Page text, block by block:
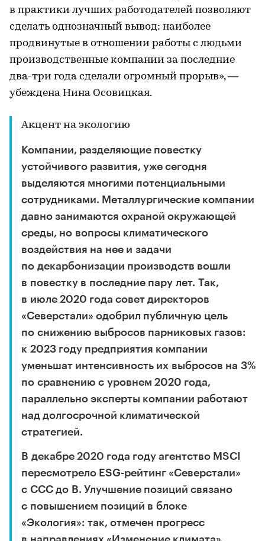
в практики лучших работодателей позволяют
сделать однозначный вывод: наиболее
продвинутые в отношении работы с людьми
производственные компании за последние
два-три года сделали огромный прорыв», —
убеждена Нина Осовицкая.
Акцент на экологию
Компании, разделяющие повестку
устойчивого развития, уже сегодня
выделяются многими потенциальными
сотрудниками. Металлургические компании
давно занимаются охраной окружающей
среды, но вопросы климатического
воздействия на нее и задачи
по декарбонизации производств вошли
в повестку в последние пару лет. Так,
в июле 2020 года совет директоров
«Северстали» одобрил публичную цель
по снижению выбросов парниковых газов:
к 2023 году предприятия компании
уменьшат интенсивность их выбросов на 3%
по сравнению с уровнем 2020 года,
параллельно эксперты компании работают
над долгосрочной климатической
стратегией.
В декабре 2020 года году агентство MSCI
пересмотрело ESG-рейтинг «Северстали»
с ССС до В. Улучшение позиций связано
с повышением позиций в блоке
«Экология»: так, отмечен прогресс